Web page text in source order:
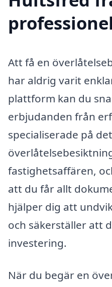
Att få en
har aldrig varit
plattform kan du
erbjudanden från
specialiserade på
fastighetsaffären,
att du får allt
hjälper dig att
och säkerställer att
investering.
När du begär en